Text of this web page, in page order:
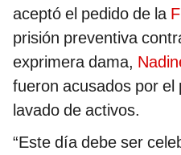
aceptó el pedido de la
prisión preventiva
exprimera dama,
fueron acusados por el
lavado de activos.
“Este día debe ser